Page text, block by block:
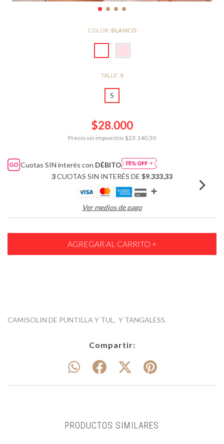
COLOR: BLANCO
TALLE: S
S
$28.000
Precio sin impuestos $23.140,50
Cuotas SIN interés con DÉBITO
3CUOTAS SIN INTERÉS DE $9.333,33
Ver medios de pago
CAMISOLIN DE PUNTILLA Y TUL, Y TANGALESS.
Compartir:
PRODUCTOS SIMILARES